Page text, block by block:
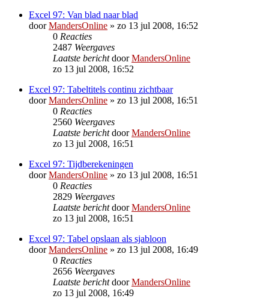
Excel 97: Van blad naar blad
doorMandersOnline » zo 13 jul 2008, 16:52
0 Reacties
2487 Weergaves
Laatste berichtdoorMandersOnline
zo 13 jul 2008, 16:52
Excel 97: Tabeltitels continu zichtbaar
doorMandersOnline » zo 13 jul 2008, 16:51
0 Reacties
2560 Weergaves
Laatste berichtdoorMandersOnline
zo 13 jul 2008, 16:51
Excel 97: Tijdberekeningen
doorMandersOnline » zo 13 jul 2008, 16:51
0 Reacties
2829 Weergaves
Laatste berichtdoorMandersOnline
zo 13 jul 2008, 16:51
Excel 97: Tabel opslaan als sjabloon
doorMandersOnline » zo 13 jul 2008, 16:49
0 Reacties
2656 Weergaves
Laatste berichtdoorMandersOnline
zo 13 jul 2008, 16:49